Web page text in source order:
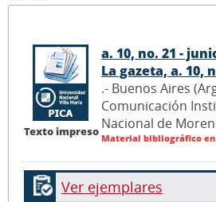
Texto impreso
a. 10, no. 21 -
La gazeta, a. 10,
.- Buenos Aires
Comunicación
Nacional de
Material bibliográfico
Ver ejemplares